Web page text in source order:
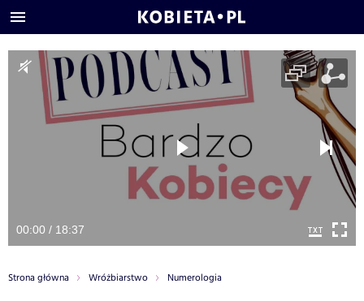
00:00 / 18:37
Strona główna Wróżbiarstwo Numerologia